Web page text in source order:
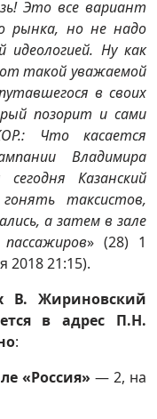
Это все вариант
рынка, но не надо
идеологией. Ну как
такой уважаемой
в своих
позорит и сами
Что касается
Владимира
Казанский
таксистов,
а затем в зале
» (28) 1
2018 21:15).
В. Жириновский
в адрес П.Н.
:
«Россия» — 2, на